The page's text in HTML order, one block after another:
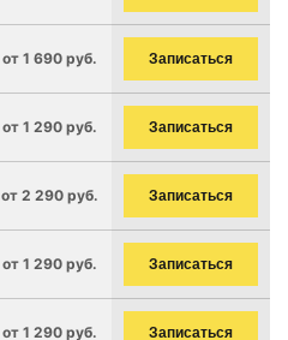
от 1 690 руб. Записаться
от 1 290 руб. Записаться
от 2 290 руб. Записаться
от 1 290 руб. Записаться
от 1 290 руб. Записаться